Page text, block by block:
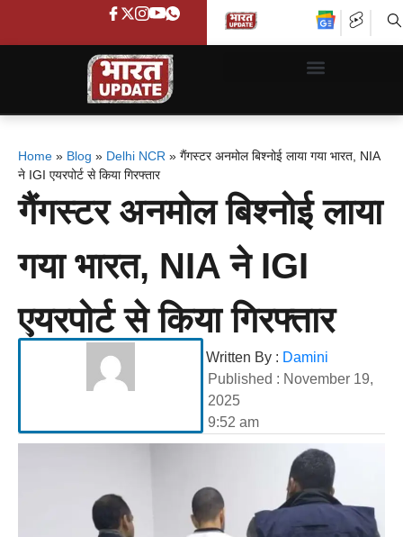
Home » Blog » Delhi NCR » गैंगस्टर अनमोल बिश्नोई लाया गया भारत, NIA
ने IGI एयरपोर्ट से किया गिरफ्तार
गैंगस्टर अनमोल बिश्नोई लाया
गया भारत, NIA ने IGI
एयरपोर्ट से किया गिरफ्तार
Written By : Damini
Published : November 19,
2025
9:52 am